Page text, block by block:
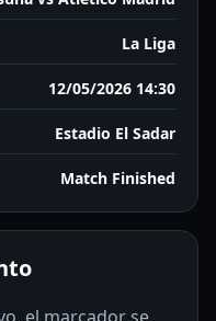
La Liga
12/05/2026 14:30
Estadio El Sadar
Match Finished